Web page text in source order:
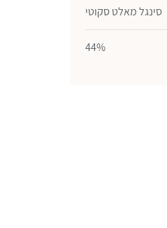
סינגל מאלט סקוטי
44%